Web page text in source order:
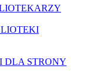
DLA STRONY